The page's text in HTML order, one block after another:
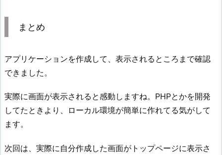
まとめ
アプリケーションを作成して、表示されるところまで確認
できました。
実際に画面が表示されると感動しますね。PHPとかを開発
してたときより、ローカル環境が簡単に作れてる気がして
ます。
次回は、実際に自分作成した画面がトップページに表示さ